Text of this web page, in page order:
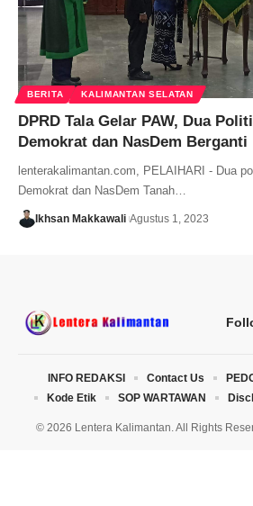
BERITA KALIMANTAN SELATAN
DPRD Tala Gelar PAW, Dua
Demokrat dan NasDem Berganti
lenterakalimantan.com, PELAIHARI - Dua
Demokrat dan NasDem Tanah…
Ikhsan Makkawali Agustus 1, 2023
© 2026 Lentera Kalimantan. All Rights
INFO REDAKSI Contact Us
Kode Etik
SOP WARTAWAN